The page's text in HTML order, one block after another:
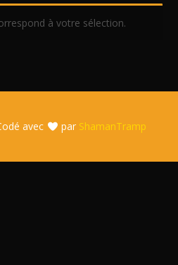
à votre sélection.
avec par ShamanTramp